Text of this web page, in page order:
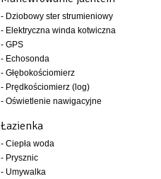
- Dziobowy ster strumieniowy
- Elektryczna winda kotwiczna
- GPS
- Echosonda
- Głębokościomierz
- Prędkościomierz (log)
- Oświetlenie nawigacyjne
Łazienka
- Ciepła woda
- Prysznic
- Umywalka